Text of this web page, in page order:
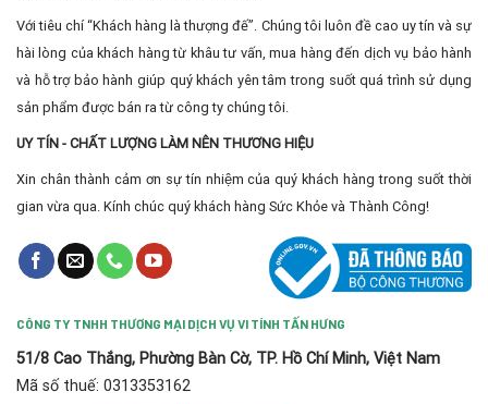
Với tiêu chí “Khách hàng là thượng đế”. Chúng tôi luôn đề cao uy tín và sự
hài lòng của khách hàng từ khâu tư vấn, mua hàng đến dịch vụ bảo hành
và hỗ trợ bảo hành giúp quý khách yên tâm trong suốt quá trình sử dụng
sản phẩm được bán ra từ công ty chúng tôi.
UY TÍN - CHẤT LƯỢNG LÀM NÊN THƯƠNG HIỆU
Xin chân thành cảm ơn sự tín nhiệm của quý khách hàng trong suốt thời
gian vừa qua. Kính chúc quý khách hàng Sức Khỏe và Thành Công!
CÔNG TY TNHH THƯƠNG MẠI DỊCH VỤ VI TÍNH TẤN HƯNG
51/8 Cao Thắng, Phường Bàn Cờ, TP. Hồ Chí Minh, Việt Nam
Mã số thuế: 0313353162